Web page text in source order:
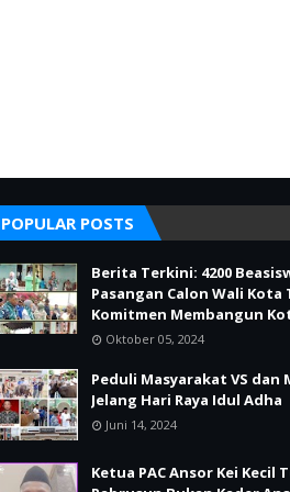
POPULAR POSTS
Berita Terkini: 4200
Pasangan Calon Wali Kota
Komitmen Membangun
Oktober 05, 2024
Peduli Masyarakat VS dan
Jelang Hari Raya Idul Adha
Juni 14, 2024
Ketua PAC Ansor Kei Kecil